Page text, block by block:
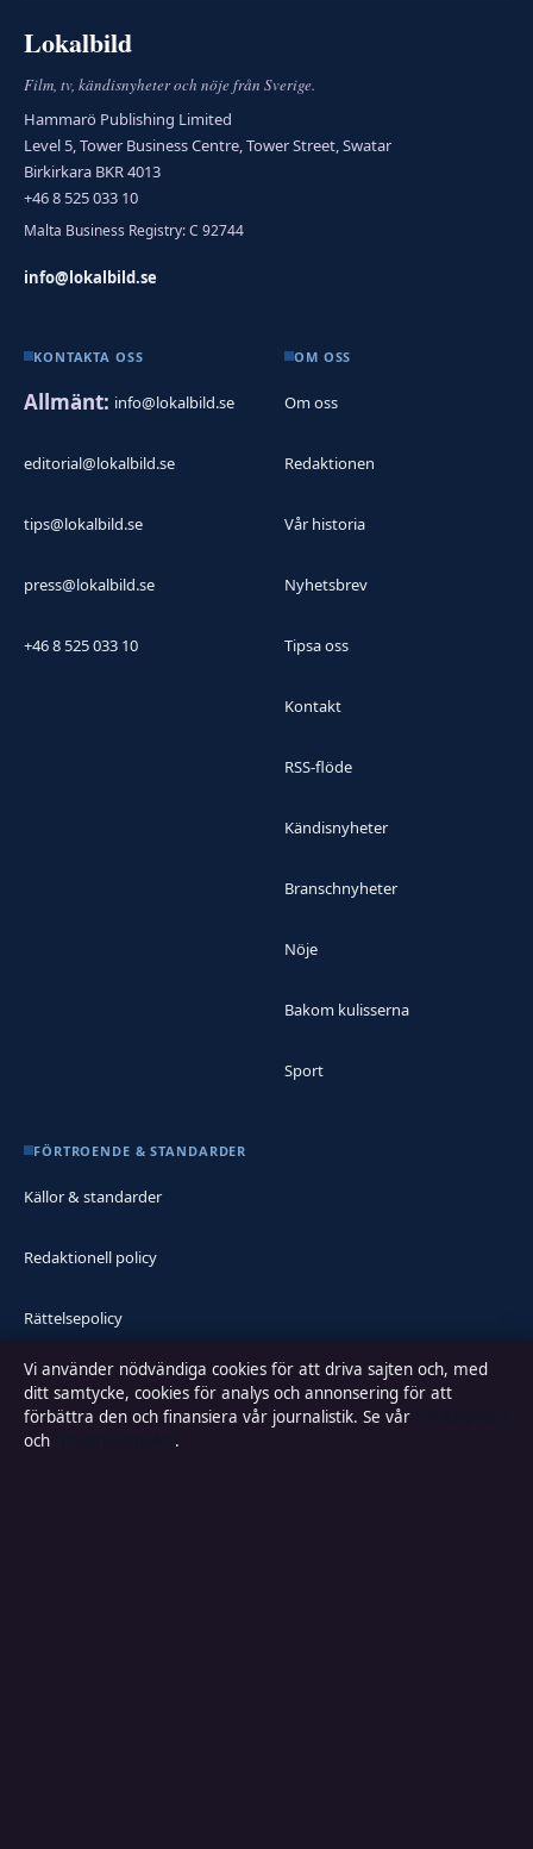
Lokalbild
Film, tv, kändisnyheter och nöje från Sverige.
Hammarö Publishing Limited
Level 5, Tower Business Centre, Tower Street, Swatar
Birkirkara BKR 4013
+46 8 525 033 10
Malta Business Registry: C 92744
info@lokalbild.se
KONTAKTA OSS
Allmänt: info@lokalbild.se
editorial@lokalbild.se
tips@lokalbild.se
press@lokalbild.se
+46 8 525 033 10
OM OSS
Om oss
Redaktionen
Vår historia
Nyhetsbrev
Tipsa oss
Kontakt
RSS-flöde
Kändisnyheter
Branschnyheter
Nöje
Bakom kulisserna
Sport
FÖRTROENDE & STANDARDER
Källor & standarder
Redaktionell policy
Rättelsepolicy
Faktagranskningspolicy
Ägande & finansiering
Vi använder nödvändiga cookies för att driva sajten och, med
ditt samtycke, cookies för analys och annonsering för att
förbättra den och finansiera vår journalistik. Se vår
och
.